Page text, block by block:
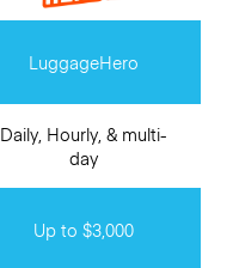
LuggageHero
Daily, Hourly, & multi-
day
Up to $3,000